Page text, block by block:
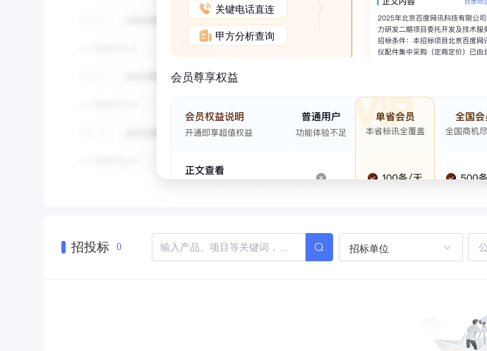
关键电话直连
甲方分析查询
会员尊享权益
招投标 0 招标单位